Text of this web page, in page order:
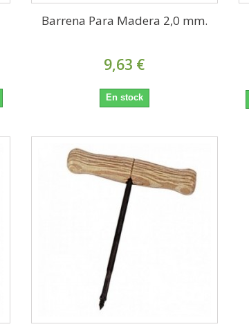
Barrena Para Madera 2,0 mm.
9,63 €
En stock